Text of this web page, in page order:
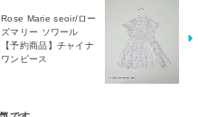
Rose Marie seoir/ロー
ズマリー ソワール
【予約商品】チャイナ
ワンピース